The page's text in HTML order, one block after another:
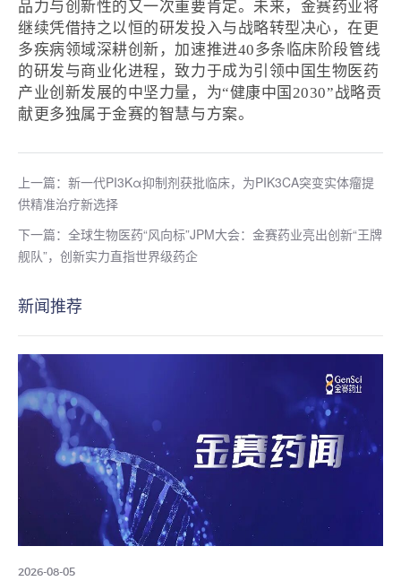
品力与创新性的又一次重要肯定。未来，金赛药业将
继续凭借持之以恒的研发投入与战略转型决心，在更
多疾病领域深耕创新，加速推进40多条临床阶段管线
的研发与商业化进程，致力于成为引领中国生物医药
产业创新发展的中坚力量，为“健康中国2030”战略贡
献更多独属于金赛的智慧与方案。
上一篇：新一代PI3Kα抑制剂获批临床，为PIK3CA突变实体瘤提
供精准治疗新选择
下一篇：全球生物医药“风向标”JPM大会：金赛药业亮出创新“王牌
舰队”，创新实力直指世界级药企
新闻推荐
2026-08-05